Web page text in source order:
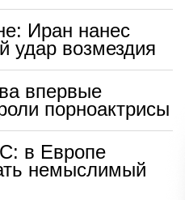
Иран нанес
удар возмездия
впервые
порноактрисы
в Европе
немыслимый